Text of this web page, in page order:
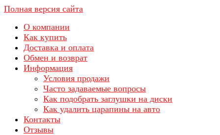
Полная версия сайта
О компании
Как купить
Доставка и оплата
Обмен и возврат
Информация
Условия продажи
Часто задаваемые вопросы
Как подобрать заглушки на диски
Как удалить царапины на авто
Контакты
Отзывы